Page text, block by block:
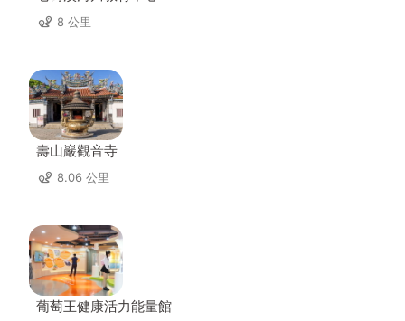
8 公里
壽山巖觀音寺
8.06 公里
葡萄王健康活力能量館